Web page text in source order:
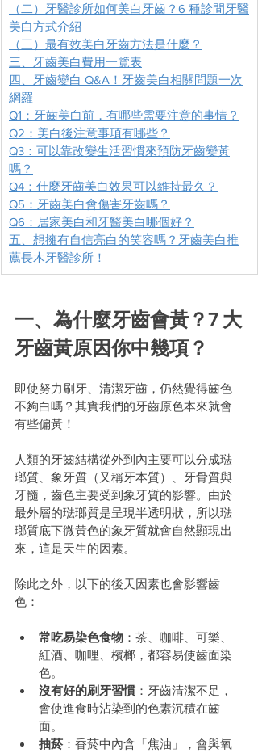
（二）牙醫診所如何美白牙齒？6 種診間牙醫
美白方式介紹
（三）最有效美白牙齒方法是什麼？
三、牙齒美白費用一覽表
四、牙齒變白 Q&A！牙齒美白相關問題一次
網羅
Q1：牙齒美白前，有哪些需要注意的事情？
Q2：美白後注意事項有哪些？
Q3：可以靠改變生活習慣來預防牙齒變黃
嗎？
Q4：什麼牙齒美白效果可以維持最久？
Q5：牙齒美白會傷害牙齒嗎？
Q6：居家美白和牙醫美白哪個好？
五、想擁有自信亮白的笑容嗎？牙齒美白推
薦長木牙醫診所！
一、為什麼牙齒會黃？7 大
牙齒黃原因你中幾項？
即使努力刷牙、清潔牙齒，仍然覺得齒色
不夠白嗎？其實我們的牙齒原色本來就會
有些偏黃！
人類的牙齒結構從外到內主要可以分成琺
瑯質、象牙質（又稱牙本質）、牙骨質與
牙髓，齒色主要受到象牙質的影響。由於
最外層的琺瑯質是呈現半透明狀，所以琺
瑯質底下微黃色的象牙質就會自然顯現出
來，這是天生的因素。
除此之外，以下的後天因素也會影響齒
色：
常吃易染色食物 ：茶、咖啡、可樂、
紅酒、咖哩、檳榔，都容易使齒面染
色。
沒有好的刷牙習慣 ：牙齒清潔不足，
會使進食時沾染到的色素沉積在齒
面。
抽菸 ：香菸中內含「焦油」，會與氧